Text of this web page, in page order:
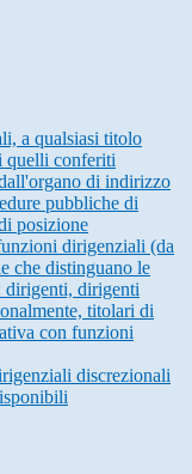
a qualsiasi titolo
quelli conferiti
di indirizzo
pubbliche di
posizione
dirigenziali (da
che distinguano le
dirigenti, dirigenti
titolari di
con funzioni
discrezionali